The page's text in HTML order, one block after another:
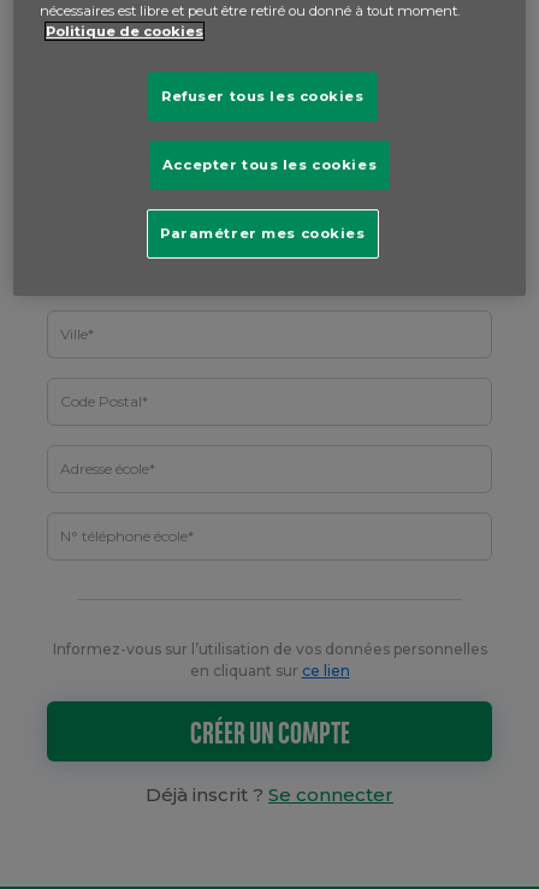
Merci de préciser la typologie d’établissement ou
réseaux dans le nom école (Collège, Lycée,
Association, autre…)
Informez-vous sur l’utilisation de vos données personnelles
en cliquant sur ce lien
CRÉER UN COMPTE
Déjà inscrit ? Se connecter
nécessaires est libre et peut être retiré ou donné à tout moment.
Politique de cookies
Refuser tous les cookies
Accepter tous les cookies
Paramétrer mes cookies